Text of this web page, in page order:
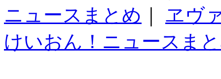
ニュースまとめ
ヱヴ
けいおん！ニュースま